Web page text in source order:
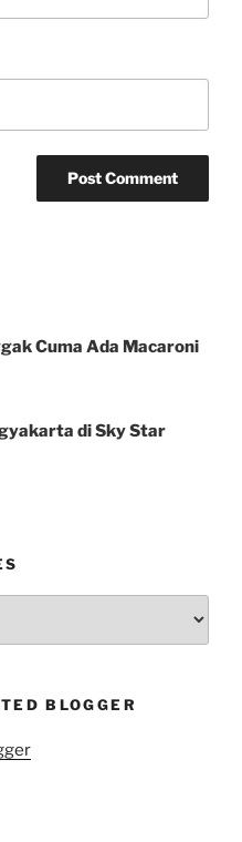
Cuma Ada Macaroni
di Sky Star
BLOGGER